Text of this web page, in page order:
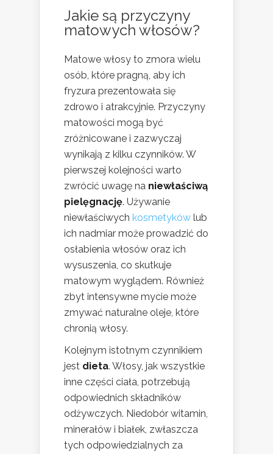
Jakie są przyczyny
matowych włosów?
Matowe włosy to zmora wielu
osób, które pragną, aby ich
fryzura prezentowała się
zdrowo i atrakcyjnie. Przyczyny
matowości mogą być
zróżnicowane i zazwyczaj
wynikają z kilku czynników. W
pierwszej kolejności warto
zwrócić uwagę na niewłaściwą
pielęgnację. Używanie
niewłaściwych kosmetyków lub
ich nadmiar może prowadzić do
osłabienia włosów oraz ich
wysuszenia, co skutkuje
matowym wyglądem. Również
zbyt intensywne mycie może
zmywać naturalne oleje, które
chronią włosy.
Kolejnym istotnym czynnikiem
jest dieta. Włosy, jak wszystkie
inne części ciała, potrzebują
odpowiednich składników
odżywczych. Niedobór witamin,
minerałów i białek, zwłaszcza
tych odpowiedzialnych za